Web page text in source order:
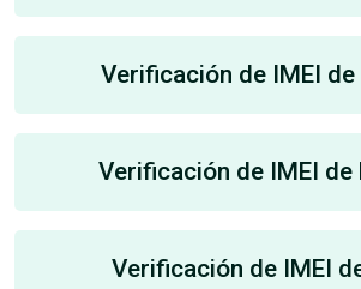
Verificación de IMEI de
Verificación de IMEI de
Verificación de IMEI